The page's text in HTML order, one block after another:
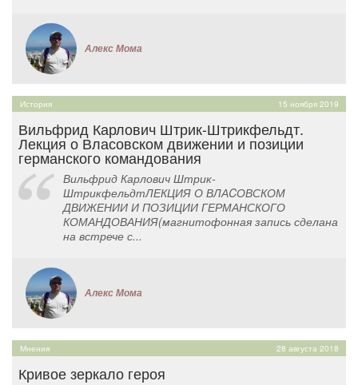
Алекс Мома
История 15 ноября 2019
Вильфрид Карлович Штрик-Штрикфельдт.
Лекция о Власовском движении и позиции
германского командования
Вильфрид Карлович Штрик-
ШтрикфельдтЛЕКЦИЯ О ВЛАCОВСКОМ
ДВИЖЕНИИ И ПОЗИЦИИ ГЕРМАНСКОГО
КОМАНДОВАНИЯ(магнитофонная запись сделана
на встрече с...
Алекс Мома
Мнения 28 августа 2018
Кривое зеркало героя